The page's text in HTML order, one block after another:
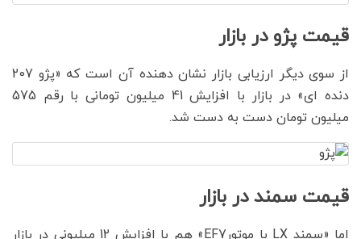
قیمت پژو در بازار
از سوی دیگر ارزیابی بازار نشان دهنده آن است که «پژو 207
دنده ای» در بازار با افزایش 41 میلیون تومانی با رقم 575
میلیون تومان دست به دست شد.
قیمت سمند در بازار
اما «سمند LX با موتورEF7» هم با افزایش 12 میلیونی در بازار